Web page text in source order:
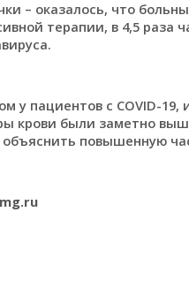
– оказалось, что
терапии, в 4,5
у пациентов с COVID-
крови были заметно
повышенную